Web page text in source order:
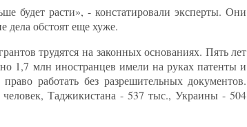
будет расти», - констатировали эксперты. Они
дела обстоят еще хуже.
трудятся на законных основаниях. Пять лет
1,7 млн иностранцев имели на руках патенты и
работать без разрешительных документов.
Таджикистана - 537 тыс., Украины - 504